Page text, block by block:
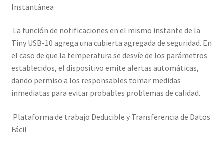
Instantánea
La función de notificaciones en el mismo instante de la
Tiny USB-10 agrega una cubierta agregada de seguridad. En
el caso de que la temperatura se desvíe de los parámetros
establecidos, el dispositivo emite alertas automáticas,
dando permiso a los responsables tomar medidas
inmediatas para evitar probables problemas de calidad.
Plataforma de trabajo Deducible y Transferencia de Datos
Fácil